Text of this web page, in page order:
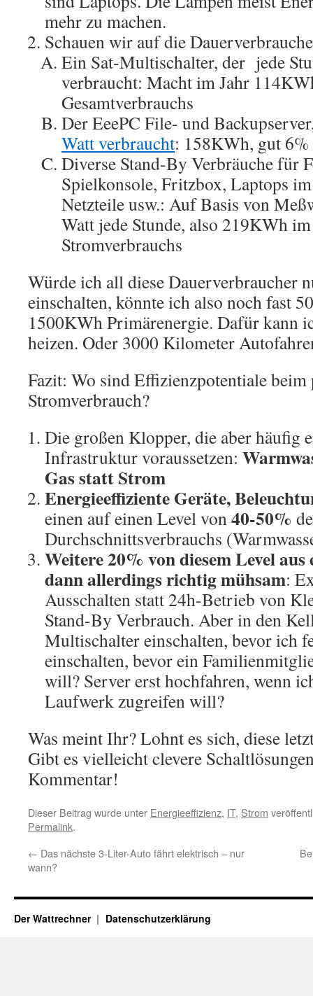
mehr zu machen.
Schauen wir auf die
Ein Sat-Multischalter, der jede
verbraucht: Macht im Jahr
Gesamtverbrauchs
Der EeePC File- und
Watt verbraucht: 158KWh, gut 6%
Diverse Stand-By Verbräuche für
Spielkonsole, Fritzbox, Laptops
Netzteile usw.: Auf Basis von
Watt jede Stunde, also 219KWh
Stromverbrauchs
Würde ich all diese Dauerverbraucher
einschalten, könnte ich also noch fast
1500KWh Primärenergie. Dafür kann
heizen. Oder 3000 Kilometer
Fazit: Wo sind Effizienzpotentiale beim
Stromverbrauch?
Die großen Klopper, die aber häufig
Infrastruktur voraussetzen:
Gas statt Strom
Energieeffiziente Geräte,
einen auf einen Level von 40-50%
Durchschnittsverbrauchs
Weitere 20% von diesem Level
dann allerdings richtig mühsam:
Ausschalten statt 24h-Betrieb von
Stand-By Verbrauch. Aber in den
Multischalter einschalten, bevor ich
einschalten, bevor ein
will? Server erst hochfahren, wenn
Laufwerk zugreifen will?
Was meint Ihr? Lohnt es sich, diese
Gibt es vielleicht clevere
Kommentar!
Dieser Beitrag wurde unter Energieeffizienz, IT, Strom
Permalink.
← Das nächste 3-Liter-Auto fährt elektrisch – nur
wann?
Der Wattrechner Datenschutzerklärung